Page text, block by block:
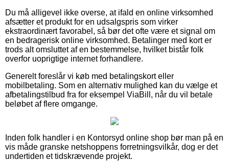
Du må alligevel ikke overse, at ifald en online virksomhed
afsætter et produkt for en udsalgspris som virker
ekstraordinært favorabel, så bør det ofte være et signal om
en bedragerisk online virksomhed. Betalinger med kort er
trods alt omsluttet af en bestemmelse, hvilket bistår folk
overfor uoprigtige internet forhandlere.
Generelt foreslår vi køb med betalingskort eller
mobilbetaling. Som en alternativ mulighed kan du vælge et
afbetalingstilbud fra for eksempel ViaBill, når du vil betale
beløbet af flere omgange.
Inden folk handler i en Kontorsyd online shop bør man på en
vis måde granske netshoppens forretningsvilkår, dog er det
undertiden et tidskrævende projekt.